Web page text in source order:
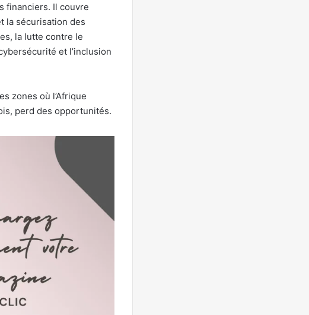
financiers. Il couvre
la sécurisation des
la lutte contre le
et l’inclusion
zones où l’Afrique
perd des opportunités.